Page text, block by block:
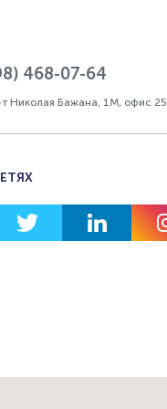
468-07-64
т Николая Бажана, 1М, офис 25